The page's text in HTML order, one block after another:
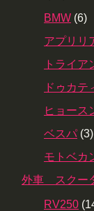
BMW (6)
アプリリ
トライア
ドゥカテ
ヒョース
ベスパ (3)
モトベカ
外車 スクー
RV250